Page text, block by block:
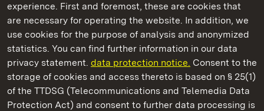
experience. First and foremost, these are cookies that
are necessary for operating the website. In addition, we
use cookies for the purpose of analysis and anonymized
statistics. You can find further information in our data
privacy statement. data protection notice. Consent to the
storage of cookies and access thereto is based on § 25(1)
of the TTDSG (Telecommunications and Telemedia Data
Protection Act) and consent to further data processing is
State Palaces and Gardens of Baden-Wuerttemberg
Rastatt Residential Palace